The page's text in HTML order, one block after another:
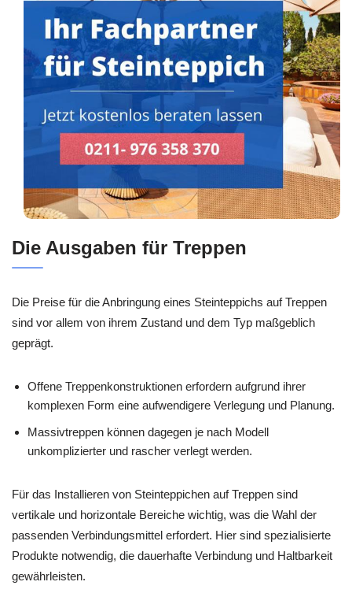
Die Ausgaben für Treppen
Die Preise für die Anbringung eines Steinteppichs auf Treppen
sind vor allem von ihrem Zustand und dem Typ maßgeblich
geprägt.
Offene Treppenkonstruktionen erfordern aufgrund ihrer
komplexen Form eine aufwendigere Verlegung und Planung.
Massivtreppen können dagegen je nach Modell
unkomplizierter und rascher verlegt werden.
Für das Installieren von Steinteppichen auf Treppen sind
vertikale und horizontale Bereiche wichtig, was die Wahl der
passenden Verbindungsmittel erfordert. Hier sind spezialisierte
Produkte notwendig, die dauerhafte Verbindung und Haltbarkeit
gewährleisten.